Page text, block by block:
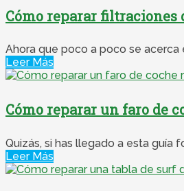
Cómo reparar filtraciones
Ahora que poco a poco se
Leer Más
Cómo reparar un faro de
Quizás, si has llegado a esta guía
Leer Más